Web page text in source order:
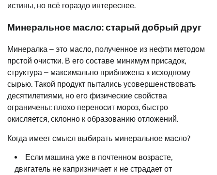
истины, но всё гораздо интереснее.
Минеральное масло: старый добрый друг
Минералка – это масло, полученное из нефти методом
прстой очистки. В его составе минимум присадок,
структура – максимально приближена к исходному
сырью. Такой продукт пытались усовершенствовать
десятилетиями, но его физические свойства
ограничены: плохо переносит мороз, быстро
окисляется, склонно к образованию отложений.
Когда имеет смысл выбирать минеральное масло?
Если машина уже в почтенном возрасте,
двигатель не капризничает и не страдает от